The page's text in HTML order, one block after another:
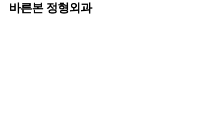
바른본 정형외과